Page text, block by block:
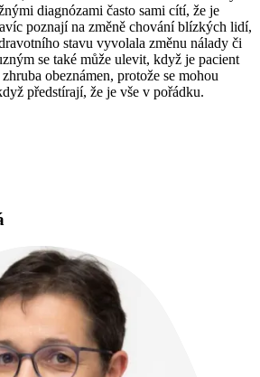
diagnózami často sami cítí, že je
poznají na změně chování blízkých lidí,
stavu vyvolala změnu nálady či
se také může ulevit, když je pacient
obeznámen, protože se mohou
předstírají, že je vše v pořádku.